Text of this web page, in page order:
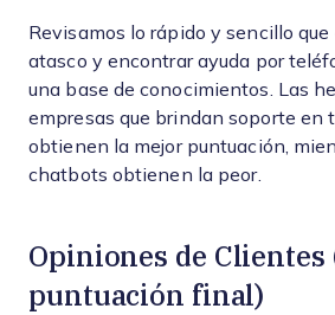
Revisamos lo rápido y sencillo que
atasco y encontrar ayuda por
una base de conocimientos. Las
empresas que brindan soporte en
obtienen la mejor puntuación,
chatbots obtienen la peor.
Opiniones de Clientes
puntuación final)